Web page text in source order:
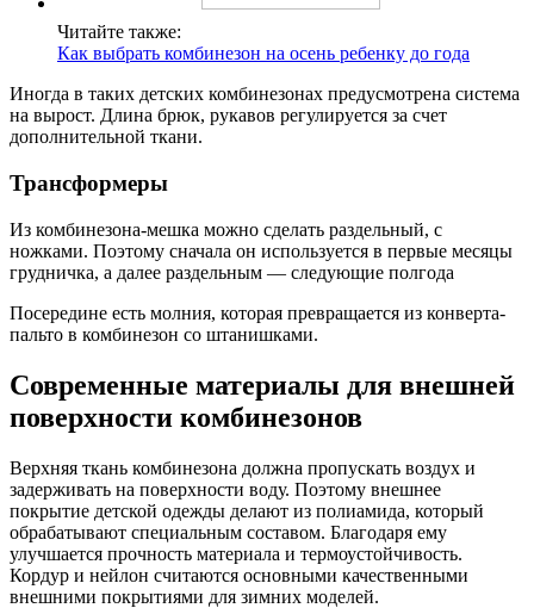
Читайте также:
Как выбрать комбинезон на осень ребенку до года
Иногда в таких детских комбинезонах предусмотрена система
на вырост. Длина брюк, рукавов регулируется за счет
дополнительной ткани.
Трансформеры
Из комбинезона-мешка можно сделать раздельный, с
ножками. Поэтому сначала он используется в первые месяцы
грудничка, а далее раздельным — следующие полгода
Посередине есть молния, которая превращается из конверта-
пальто в комбинезон со штанишками.
Современные материалы для внешней
поверхности комбинезонов
Верхняя ткань комбинезона должна пропускать воздух и
задерживать на поверхности воду. Поэтому внешнее
покрытие детской одежды делают из полиамида, который
обрабатывают специальным составом. Благодаря ему
улучшается прочность материала и термоустойчивость.
Кордур и нейлон считаются основными качественными
внешними покрытиями для зимних моделей.